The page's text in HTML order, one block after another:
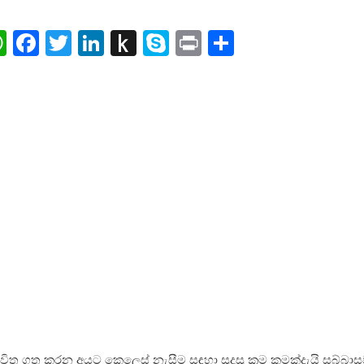
WhatsApp
Facebook
Twitter
LinkedIn
PushSkype
PrintShare
ගත කරන අයට කෙලෙස් නැසීම සඳහා සුදුසු ක්‍රම කුමක්දැයි